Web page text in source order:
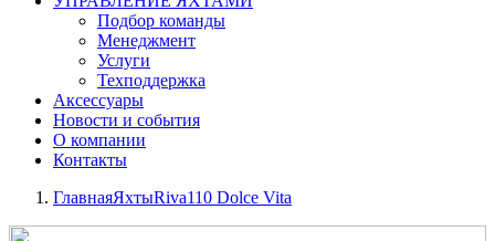
Подбор команды
Менеджмент
Услуги
Техподдержка
Аксессуары
Новости и события
О компании
Контакты
ГлавнаяЯхтыRiva110 Dolce Vita